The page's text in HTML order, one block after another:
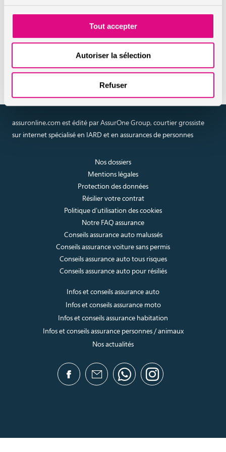
Tout accepter
Autoriser la sélection
Refuser
moto
Réaliser un devis en ligne
assurance moto
assuronline.com est édité par AssurOne Group, courtier grossiste
sur internet spécialisé en IARD et en assurances de personnes
Nos dossiers
Mentions légales
Protection des données
Résilier votre contrat
Politique d’utilisation des cookies
Notre FAQ assurance
Conseils assurance auto malussés
Conseils assurance voiture sans permis
Conseils assurance auto tous risques
Conseils assurance auto pour résiliés
Infos et conseils assurance auto
Infos et conseils assurance moto
Infos et conseils assurance habitation
Infos et conseils assurance personnes / animaux
Nos actualités